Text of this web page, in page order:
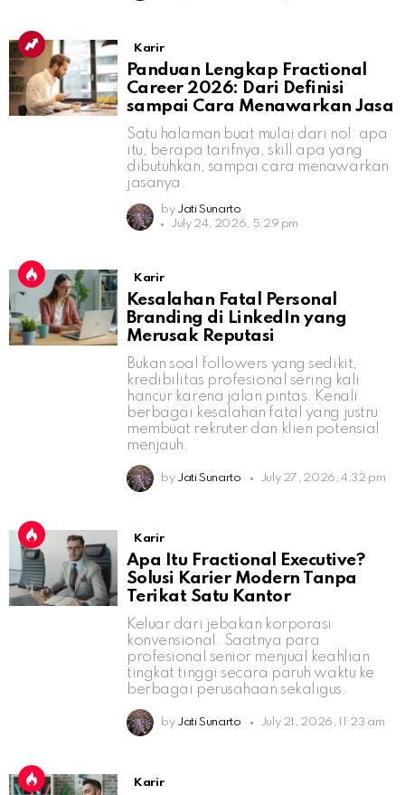
Karir
Panduan Lengkap Fractional
Career 2026: Dari Definisi
sampai Cara Menawarkan Jasa
Satu halaman buat mulai dari nol: apa
itu, berapa tarifnya, skill apa yang
dibutuhkan, sampai cara menawarkan
jasanya.
by Jati Sunarto
July 24, 2026, 5:29 pm
Karir
Kesalahan Fatal Personal
Branding di LinkedIn yang
Merusak Reputasi
Bukan soal followers yang sedikit,
kredibilitas profesional sering kali
hancur karena jalan pintas. Kenali
berbagai kesalahan fatal yang justru
membuat rekruter dan klien potensial
menjauh.
by Jati Sunarto July 27, 2026, 4:32 pm
Karir
Apa Itu Fractional Executive?
Solusi Karier Modern Tanpa
Terikat Satu Kantor
Keluar dari jebakan korporasi
konvensional. Saatnya para
profesional senior menjual keahlian
tingkat tinggi secara paruh waktu ke
berbagai perusahaan sekaligus.
by Jati Sunarto July 21, 2026, 11:23 am
Karir